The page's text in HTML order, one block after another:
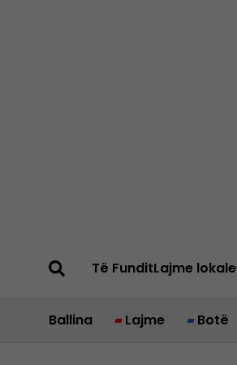
Të FunditLajme lokale
Ballina Lajme Botë